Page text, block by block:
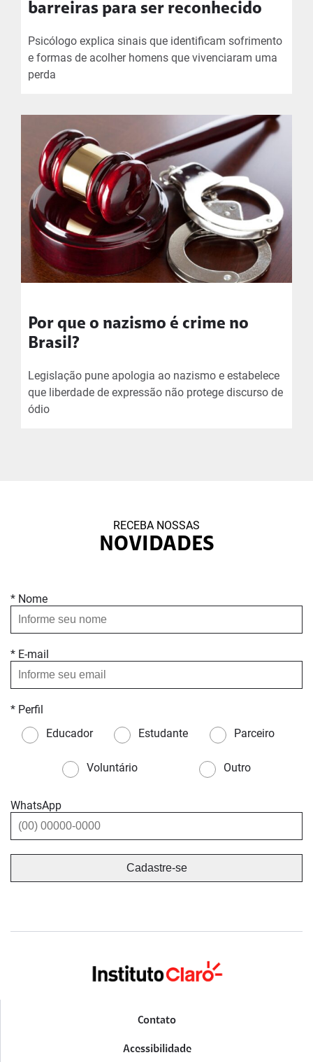
barreiras para ser reconhecido
Psicólogo explica sinais que identificam sofrimento
e formas de acolher homens que vivenciaram uma
perda
Por que o nazismo é crime no
Brasil?
Legislação pune apologia ao nazismo e estabelece
que liberdade de expressão não protege discurso de
ódio
RECEBA NOSSAS
NOVIDADES
* Nome
* E-mail
* Perfil
Educador
Estudante Parceiro
Voluntário Outro
WhatsApp
Contato
Acessibilidade